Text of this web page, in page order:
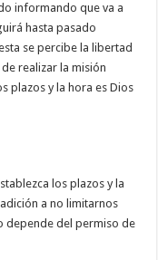
informando que va a
hasta pasado
se percibe la libertad
realizar la misión
plazos y la hora es Dios
los plazos y la
a no limitarnos
depende del permiso de